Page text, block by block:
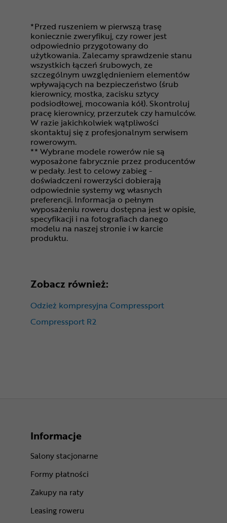
*Przed ruszeniem w pierwszą trasę
koniecznie zweryfikuj, czy rower jest
odpowiednio przygotowany do
użytkowania. Zalecamy sprawdzenie stanu
wszystkich łączeń śrubowych, ze
szczególnym uwzględnieniem elementów
wpływających na bezpieczeństwo (śrub
kierownicy, mostka, zacisku sztycy
podsiodłowej, mocowania kół). Skontroluj
pracę kierownicy, przerzutek czy hamulców.
W razie jakichkolwiek wątpliwości
skontaktuj się z profesjonalnym serwisem
rowerowym.
** Wybrane modele rowerów nie są
wyposażone fabrycznie przez producentów
w pedały. Jest to celowy zabieg -
doświadczeni rowerzyści dobierają
odpowiednie systemy wg własnych
preferencji. Informacja o pełnym
wyposażeniu roweru dostępna jest w opisie,
specyfikacji i na fotografiach danego
modelu na naszej stronie i w karcie
produktu.
Zobacz również:
Odzież kompresyjna Compressport
Compressport R2
Informacje
Salony stacjonarne
Formy płatności
Zakupy na raty
Leasing roweru